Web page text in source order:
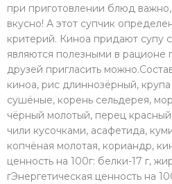
при приготовлении блюд
вкусно! А этот супчик
критерий. Киноа придают супу
являются полезными в рационе
друзей пригласить
киноа, рис длиннозёрный, крупа
сушёные, корень сельдерея,
чёрный молотый, перец
чили кусочками, асафетида,
копчёная молотая, кориандр,
ценность на 100г: белки-17 г,
гЭнергетическая ценность на